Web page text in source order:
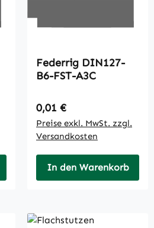
Federrig DIN127-
B6-FST-A3C
Regulärer Preis:
0,01 €
Preise exkl. MwSt. zzgl.
Versandkosten
In den Warenkorb